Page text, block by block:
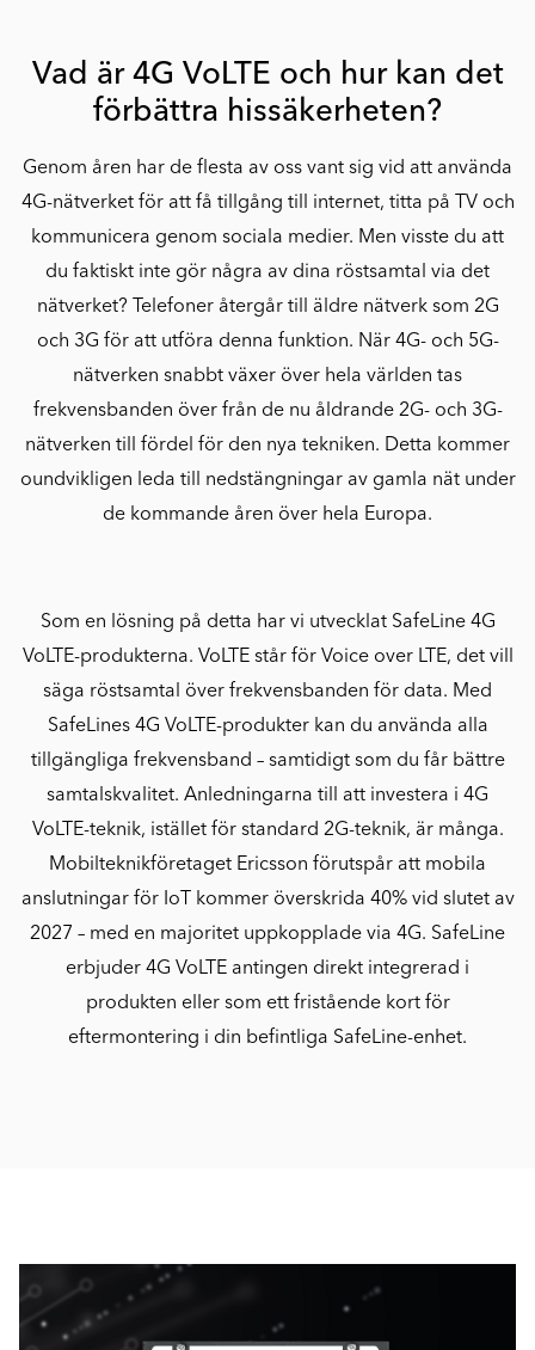
Vad är 4G VoLTE och hur kan det
förbättra hissäkerheten?
Genom åren har de flesta av oss vant sig vid att använda
4G-nätverket för att få tillgång till internet, titta på TV och
kommunicera genom sociala medier. Men visste du att
du faktiskt inte gör några av dina röstsamtal via det
nätverket? Telefoner återgår till äldre nätverk som 2G
och 3G för att utföra denna funktion. När 4G- och 5G-
nätverken snabbt växer över hela världen tas
frekvensbanden över från de nu åldrande 2G- och 3G-
nätverken till fördel för den nya tekniken. Detta kommer
oundvikligen leda till nedstängningar av gamla nät under
de kommande åren över hela Europa.
Som en lösning på detta har vi utvecklat SafeLine 4G
VoLTE-produkterna. VoLTE står för Voice over LTE, det vill
säga röstsamtal över frekvensbanden för data. Med
SafeLines 4G VoLTE-produkter kan du använda alla
tillgängliga frekvensband – samtidigt som du får bättre
samtalskvalitet. Anledningarna till att investera i 4G
VoLTE-teknik, istället för standard 2G-teknik, är många.
Mobilteknikföretaget Ericsson förutspår att mobila
anslutningar för IoT kommer överskrida 40% vid slutet av
2027 – med en majoritet uppkopplade via 4G. SafeLine
erbjuder 4G VoLTE antingen direkt integrerad i
produkten eller som ett fristående kort för
eftermontering i din befintliga SafeLine-enhet.